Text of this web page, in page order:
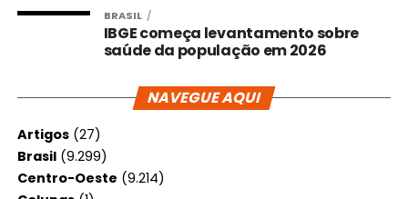
BRASIL
IBGE começa levantamento sobre
saúde da população em 2026
NAVEGUE AQUI
Artigos(27)
Brasil(9.299)
Centro-Oeste (9.214)